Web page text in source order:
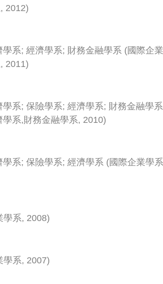
, 2012)
學系; 經濟學系; 財務金融學系 (國際企
, 2011)
學系; 保險學系; 經濟學系; 財務金融學系
系,財務金融學系, 2010)
學系; 保險學系; 經濟學系 (國際企業學
學系, 2008)
學系, 2007)